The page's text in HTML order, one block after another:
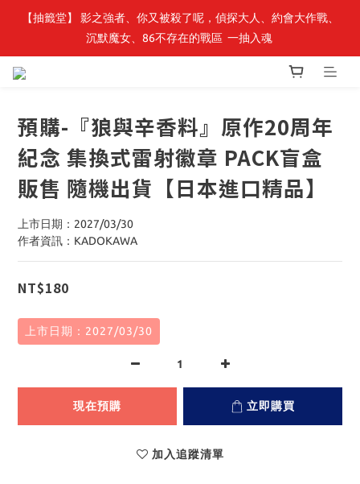
最新開賣🔥「全知讀者視角」 周邊商品
【抽籤堂】 影之強者、你又被殺了呢，偵探大人、約會大作戰、
沉默魔女、86不存在的戰區  一抽入魂
預購-『狼與辛香料』原作20周年
紀念 集換式雷射徽章 PACK盲盒
販售 隨機出貨【日本進口精品】
上市日期：2027/03/30
作者資訊：KADOKAWA
NT$180
上市日期：2027/03/30
現在預購 立即購買
加入追蹤清單